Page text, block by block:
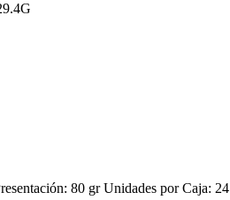
80 gr Unidades por Caja: 24